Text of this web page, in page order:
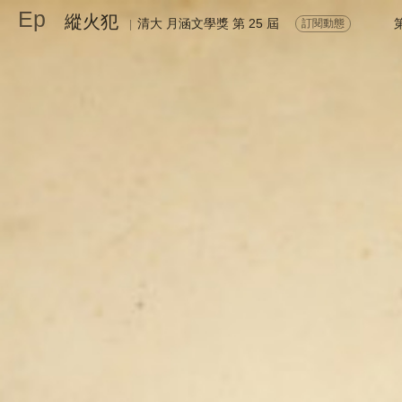
Ep 縱火犯 清大 月涵文學獎 第 25 屆 訂閱動態